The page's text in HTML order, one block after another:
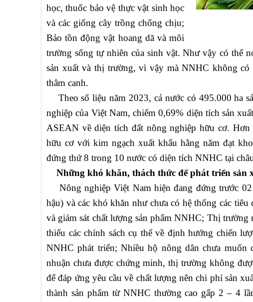
học, thuốc bảo vệ thực vật sinh học
và các giống cây trồng chống chịu;
Bảo tồn động vật hoang dã và môi
trường sống tự nhiên của sinh vật. Như vậy có thể
sản xuất và thị trường, vì vậy mà NNHC không
thâm canh.
Theo số liệu năm 2023, cả nước có 495.000 ha
nghiệp của Việt Nam, chiếm 0,69% diện tích sản
ASEAN về diện tích đất nông nghiệp hữu cơ.
hữu cơ với kim ngạch xuất khẩu hằng năm đạt
đứng thứ 8 trong 10 nước có diện tích NNHC tại
Những khó khăn, thách thức để phát triển sản
Nông nghiệp Việt Nam hiện đang đứng trước
hậu) và các khó khăn như chưa có hệ thống các
và giám sát chất lượng sản phẩm NNHC; Thị
thiếu các chính sách cụ thể về định hướng chiến
NNHC phát triển; Nhiều hộ nông dân chưa
nhuận chưa được chứng minh, thị trường không
để đáp ứng yêu cầu về chất lượng nên chi phí sản
thành sản phẩm từ NNHC thường cao gấp 2 – 4